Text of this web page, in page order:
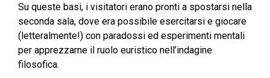
Su queste basi, i visitatori erano pronti a spostarsi nella
seconda sala, dove era possibile esercitarsi e giocare
(letteralmente!) con paradossi ed esperimenti mentali
per apprezzarne il ruolo euristico nell’indagine
filosofica.